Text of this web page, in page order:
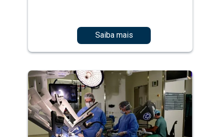
Saiba mais